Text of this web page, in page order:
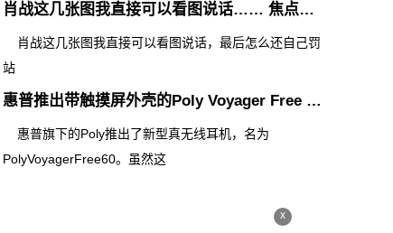
肖战这几张图我直接可以看图说话…… 焦点滚动
肖战这几张图我直接可以看图说话，最后怎么还自己罚
站
惠普推出带触摸屏外壳的Poly Voyager Free 60 UC耳机
惠普旗下的Poly推出了新型真无线耳机，名为
PolyVoyagerFree60。虽然这
x